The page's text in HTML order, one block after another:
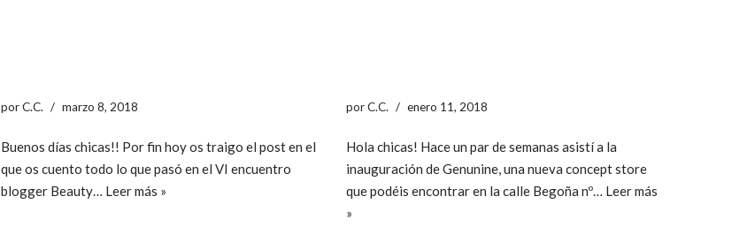
porC.C. marzo 8, 2018
Buenos días chicas!! Por fin hoy os traigo el post en el
que os cuento todo lo que pasó en el VI encuentro
blogger Beauty… Leer más »
porC.C. enero 11, 2018
Hola chicas! Hace un par de semanas asistí a la
inauguración de Genunine, una nueva concept store
que podéis encontrar en la calle Begoña nº… Leer más
»